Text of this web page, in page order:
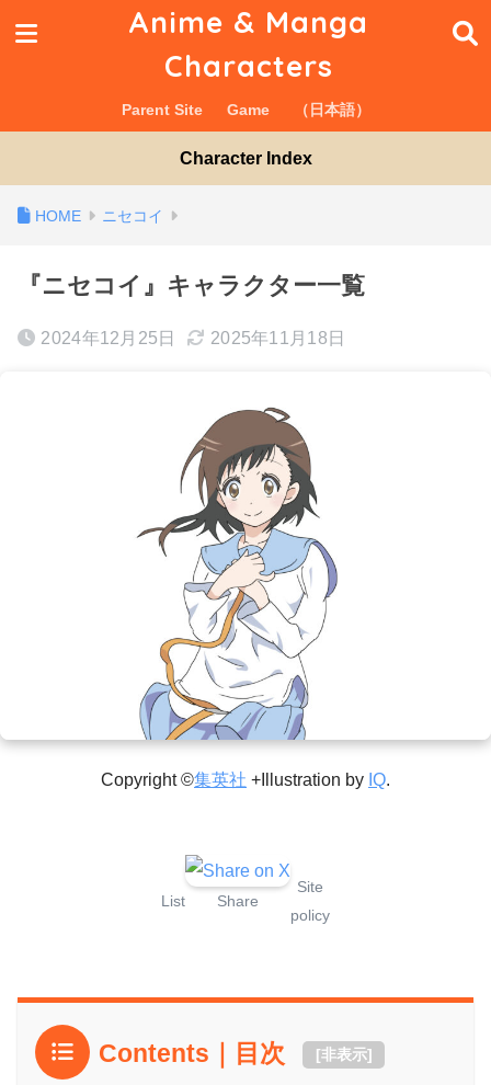
Anime & Manga
Characters
Parent Site Game （日本語）
Character Index
ニセコイ
『ニセコイ』キャラクター一覧
2024年12月25日 2025年11月18日
Copyright ©集英社 +Illustration by IQ.
List Share
Site
policy
Contents｜目次 [非表示]